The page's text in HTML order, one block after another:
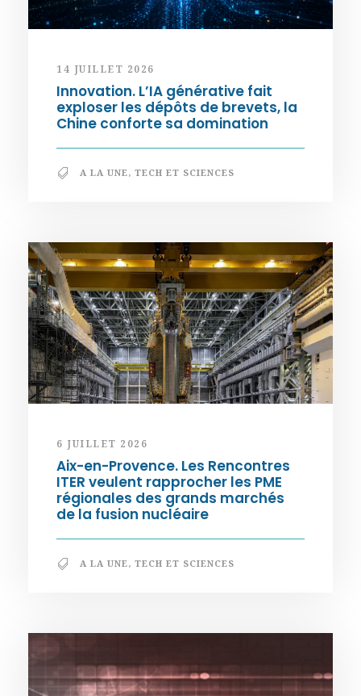
14 JUILLET 2026
Innovation. L’IA générative fait
exploser les dépôts de brevets, la
Chine conforte sa domination
A LA UNE, TECH ET SCIENCES
6 JUILLET 2026
Aix-en-Provence. Les Rencontres
ITER veulent rapprocher les PME
régionales des grands marchés
de la fusion nucléaire
A LA UNE, TECH ET SCIENCES